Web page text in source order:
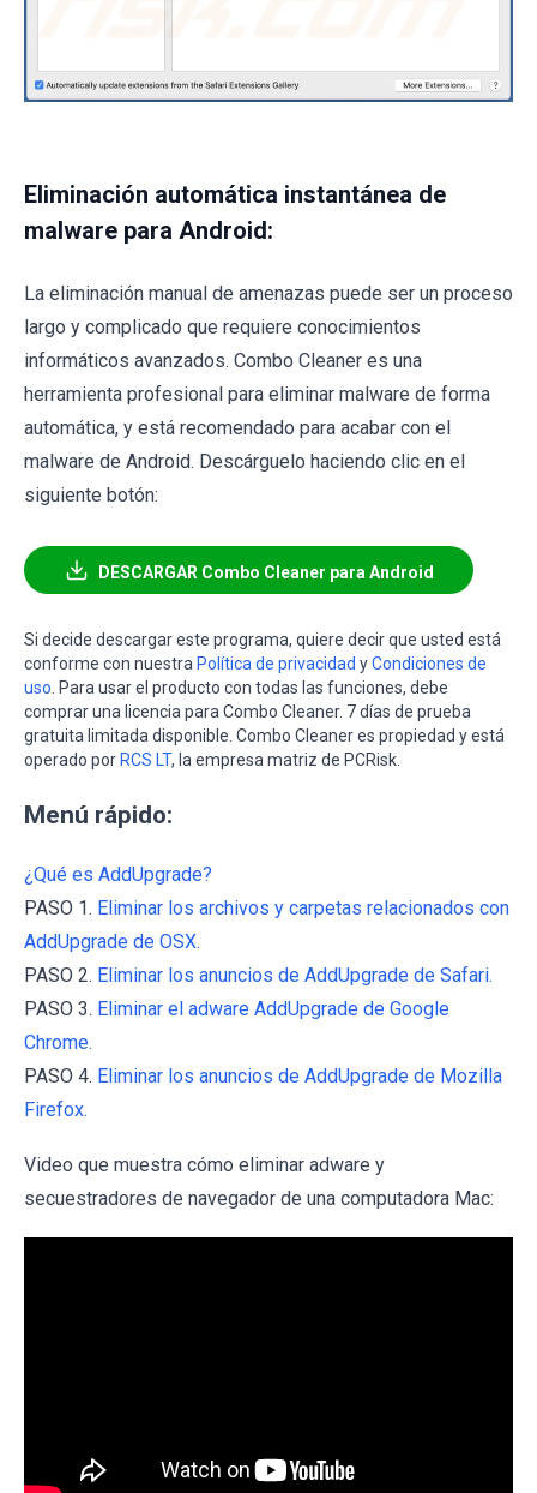
Eliminación automática instantánea de
malware para Android:
La eliminación manual de amenazas puede ser un proceso
largo y complicado que requiere conocimientos
informáticos avanzados. Combo Cleaner es una
herramienta profesional para eliminar malware de forma
automática, y está recomendado para acabar con el
malware de Android. Descárguelo haciendo clic en el
siguiente botón:
DESCARGAR Combo Cleaner para Android
Si decide descargar este programa, quiere decir que usted está
conforme con nuestra Política de privacidad yCondiciones de
uso . Para usar el producto con todas las funciones, debe
comprar una licencia para Combo Cleaner. 7 días de prueba
gratuita limitada disponible. Combo Cleaner es propiedad y está
operado por RCS LT, la empresa matriz de PCRisk.
Menú rápido:
¿Qué es AddUpgrade?
PASO 1. Eliminar los archivos y carpetas relacionados con
AddUpgrade de OSX.
PASO 2. Eliminar los anuncios de AddUpgrade de Safari.
PASO 3. Eliminar el adware AddUpgrade de Google
Chrome.
PASO 4. Eliminar los anuncios de AddUpgrade de Mozilla
Firefox.
Video que muestra cómo eliminar adware y
secuestradores de navegador de una computadora Mac: